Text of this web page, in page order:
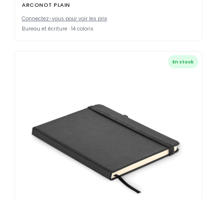
ARCONOT PLAIN
Connectez-vous pour voir les prix
Bureau et écriture · 14 coloris
En stock